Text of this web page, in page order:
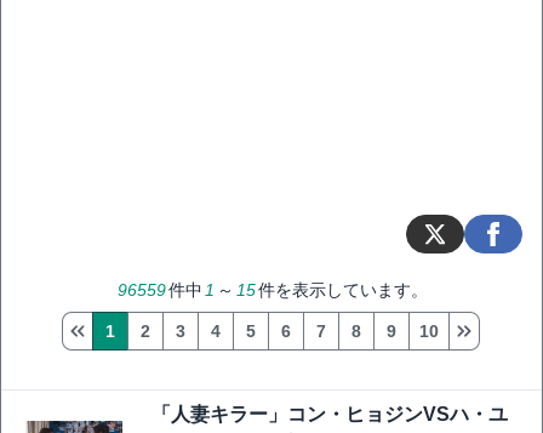
96559件中 1 ～ 15件を表示しています。
1 2 3 4 5 6 7 8 9 10
「人妻キラー」コン・ヒョジンVSハ・ユ